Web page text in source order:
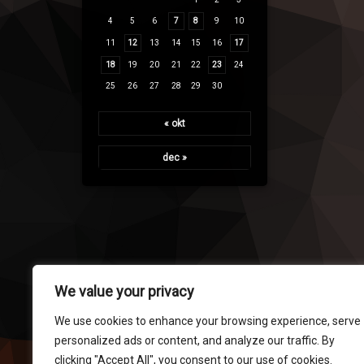
We value your privacy
We use cookies to enhance your browsing experience, serve
personalized ads or content, and analyze our traffic. By
clicking "Accept All", you consent to our use of cookies.
4 5 6 7 8 9 10
11 12 13 14 15 16 17
18 19 20 21 22 23 24
25 26 27 28 29 30
« okt
dec »